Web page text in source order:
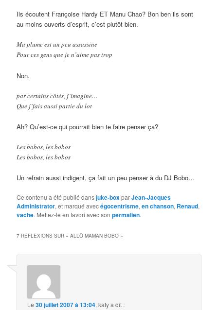
Ils écoutent Françoise Hardy ET Manu Chao? Bon ben ils sont
au moins ouverts d’esprit, c’est plutôt bien.
Ma plume est un peu assassine
Pour ces gens que je n’aime pas trop
Non.
par certains côtés, j’imagine…
Que j’fais aussi partie du lot
Ah? Qu’est-ce qui pourrait bien te faire penser ça?
Les bobos, les bobos
Les bobos, les bobos
Un refrain aussi indigent, ça fait un peu penser à du DJ Bobo…
Ce contenu a été publié dansjuke-boxparJean-Jacques
Administrator, et marqué avecégocentrisme,en chanson, Renaud,
vache. Mettez-le en favori avec sonpermalien.
7 RÉFLEXIONS SUR «ALLÔ MAMAN BOBO »
Le30 juillet 2007 à 13:04,katya dit :